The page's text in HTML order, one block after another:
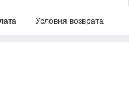
Условия возврата